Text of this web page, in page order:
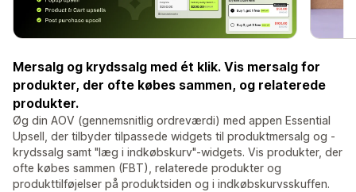
Mersalg og krydssalg med ét klik. Vis mersalg for
produkter, der ofte købes sammen, og relaterede
produkter.
Øg din AOV (gennemsnitlig ordreværdi) med appen Essential
Upsell, der tilbyder tilpassede widgets til produktmersalg og -
krydssalg samt "læg i indkøbskurv"-widgets. Vis produkter, der
ofte købes sammen (FBT), relaterede produkter og
produkttilføjelser på produktsiden og i indkøbskurvsskuffen.